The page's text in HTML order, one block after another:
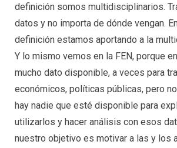
definición somos multidisciplinarios.
datos y no importa de dónde vengan.
definición estamos aportando a la
Y lo mismo vemos en la FEN, porque
mucho dato disponible, a veces para
económicos, políticas públicas, pero
hay nadie que esté disponible para
utilizarlos y hacer análisis con esos
nuestro objetivo es motivar a las y los